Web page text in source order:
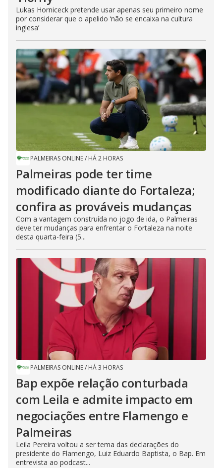
Lukas Horniceck pretende usar apenas seu primeiro nome
por considerar que o apelido ‘não se encaixa na cultura
inglesa’
PALMEIRAS ONLINE/ HÁ 2 HORAS
Palmeiras pode ter time
modificado diante do Fortaleza;
confira as prováveis mudanças
Com a vantagem construída no jogo de ida, o Palmeiras
deve ter mudanças para enfrentar o Fortaleza na noite
desta quarta-feira (5...
PALMEIRAS ONLINE/ HÁ 3 HORAS
Bap expõe relação conturbada
com Leila e admite impacto em
negociações entre Flamengo e
Palmeiras
Leila Pereira voltou a ser tema das declarações do
presidente do Flamengo, Luiz Eduardo Baptista, o Bap. Em
entrevista ao podcast...